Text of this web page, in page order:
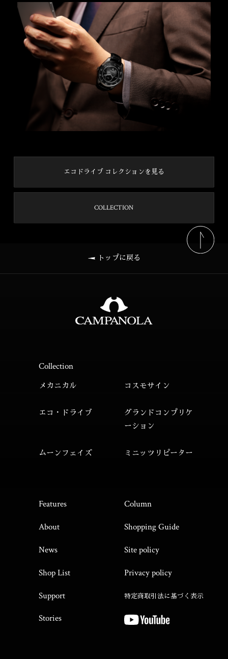
エコドライブ コレクションを見る
COLLECTION
トップに戻る
Collection
メカニカル
グランドコンプリケ
ーション
ミニッツリピーター
エコ・ドライブ
コスモサイン
ムーンフェイズ
Features
About
News
Shop List
Support
Stories
Column
Shopping Guide
Site policy
Privacy policy
特定商取引法に基づく表示